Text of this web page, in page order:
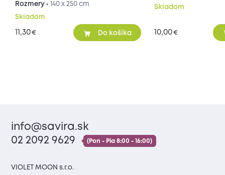
Rozmery • 140 x 250 cm
Skladom
11,30€ Do košíka
Skladom
10,00€
info@savira.sk
02 2092 9629
(Pon - Pia 8:00 - 16:00)
VIOLET MOON s.r.o.